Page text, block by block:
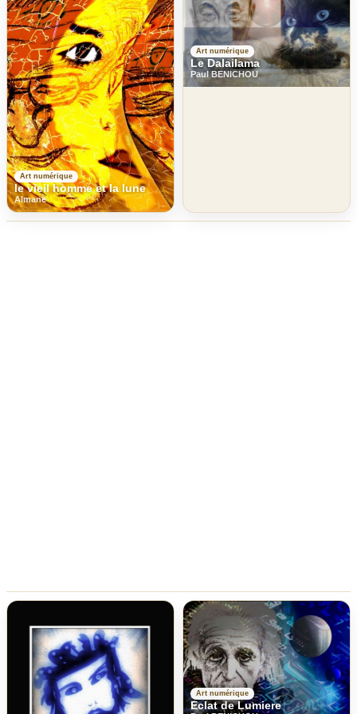
Art numérique
le vieil homme et la lune
Almane
Art numérique
Le Dalailama
Paul BENICHOU
Art numérique
Eclat de Lumiere